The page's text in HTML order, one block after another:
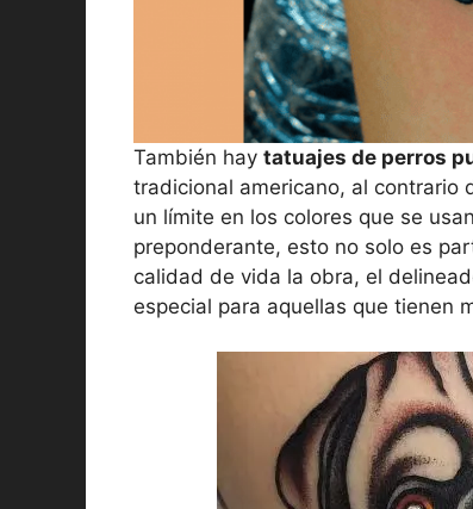
También hay tatuajes de perros
tradicional americano, al contrario
un límite en los colores que se
preponderante, esto no solo es
calidad de vida la obra, el
especial para aquellas que tienen